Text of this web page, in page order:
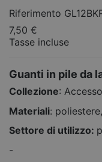
Riferimento
7,50 €
Tasse incluse
Guanti in pile da
Collezione:
Materiali:
Settore di utilizzo:
-